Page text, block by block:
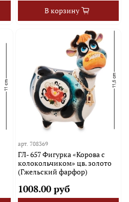
В корзину
арт. 708369
ГЛ- 657 Фигурка «Корова с
колокольчиком» цв. золото
(Гжельский фарфор)
1008.00 руб